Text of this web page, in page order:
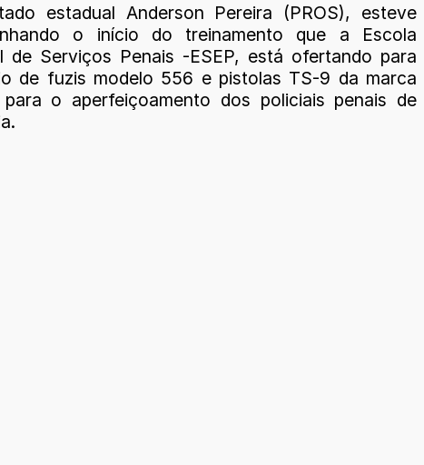
estadual Anderson Pereira (PROS), esteve
o início do treinamento que a Escola
de Serviços Penais -ESEP, está ofertando para
de fuzis modelo 556 e pistolas TS-9 da marca
para o aperfeiçoamento dos policiais penais de